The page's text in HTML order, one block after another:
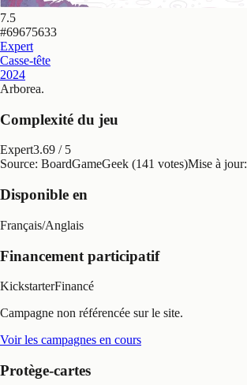
7.5
#69675633
Expert
Casse-tête
2024
Arborea.
Complexité du jeu
Expert3.69 / 5
Source: BoardGameGeek (141 votes)Mise à jour:
Disponible en
Français/Anglais
Financement participatif
KickstarterFinancé
Campagne non référencée sur le site.
Voir les campagnes en cours
Protège-cartes